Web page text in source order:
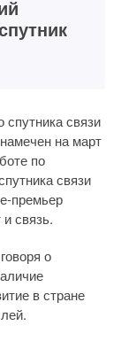
спутника связи
на март
по
связи
премьер
связь.
о
в стране